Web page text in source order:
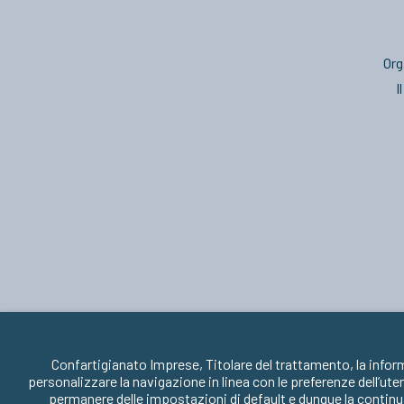
Confartigianato Imprese, Titolare del trattamento, la
personalizzare la navigazione in linea con le preferenze
permanere delle impostazioni di default e dunque la